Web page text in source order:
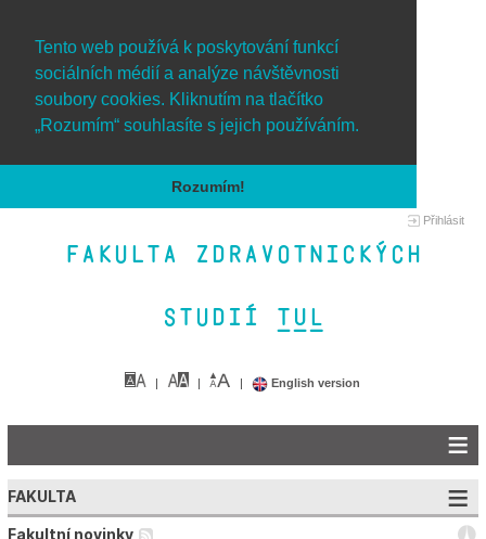
Tento web používá k poskytování funkcí
sociálních médií a analýze návštěvnosti
soubory cookies. Kliknutím na tlačítko
„Rozumím“ souhlasíte s jejich používáním.
Rozumím!
Přihlásit
Fakulta zdravotnických
studií TUL&
English version
FAKULTA
Fakultní novinky